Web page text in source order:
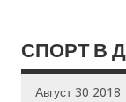
СПОРТ В
Август 30 2018